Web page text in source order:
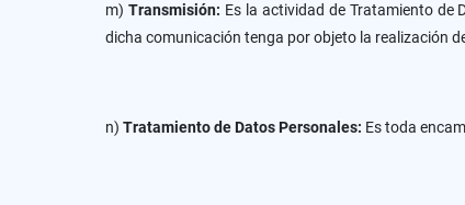
m) Transmisión: Es la actividad de Tratamiento de
dicha comunicación tenga por objeto la realización
n) Tratamiento de Datos Personales: Es toda